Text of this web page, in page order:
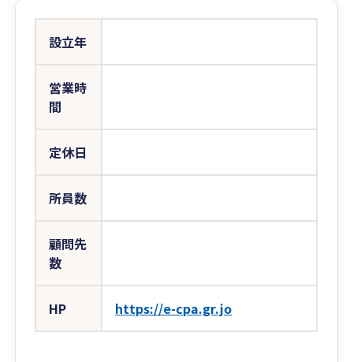
設立年
営業時
間
定休日
所員数
顧問先
数
HP https://e-cpa.gr.jo